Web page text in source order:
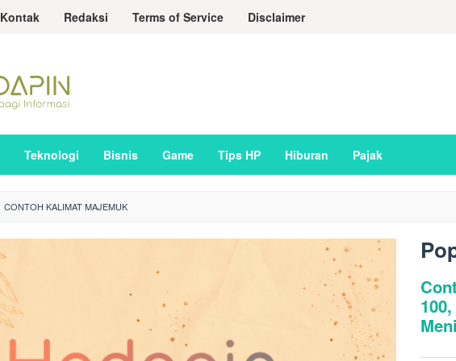
Kontak Redaksi Terms of Service Disclaimer
Teknologi Bisnis Game Tips HP Hiburan Pajak
CONTOH KALIMAT MAJEMUK